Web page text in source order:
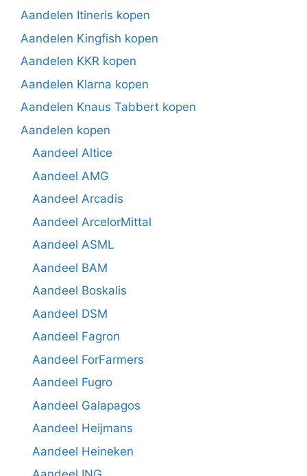
Aandelen Itineris kopen
Aandelen Kingfish kopen
Aandelen KKR kopen
Aandelen Klarna kopen
Aandelen Knaus Tabbert kopen
Aandelen kopen
Aandeel Altice
Aandeel AMG
Aandeel Arcadis
Aandeel ArcelorMittal
Aandeel ASML
Aandeel BAM
Aandeel Boskalis
Aandeel DSM
Aandeel Fagron
Aandeel ForFarmers
Aandeel Fugro
Aandeel Galapagos
Aandeel Heijmans
Aandeel Heineken